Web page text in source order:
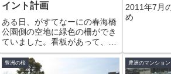
イント計画
ある日、がすてなーにの春海橋
公園側の空地に緑色の柵ができ
ていました。看板があって、ど
うやら何かが作られるらしい。
気づいた日は、夜だったので改
めて写真を撮影しに行きまし
2011年7月
め
豊洲の桜 豊洲のマンショ